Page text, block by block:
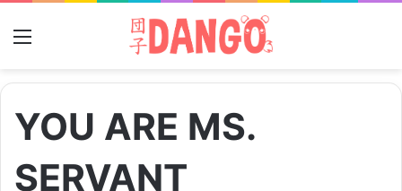
YOU ARE MS.
SERVANT